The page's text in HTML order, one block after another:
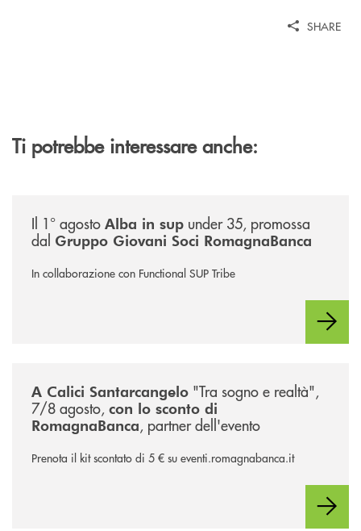
SHARE
Ti potrebbe interessare anche:
Il 1° agosto Alba in sup under 35, promossa
dal Gruppo Giovani Soci RomagnaBanca
In collaborazione con Functional SUP Tribe
A Calici Santarcangelo "Tra sogno e realtà",
7/8 agosto, con lo sconto di
RomagnaBanca, partner dell'evento
Prenota il kit scontato di 5 € su eventi.romagnabanca.it